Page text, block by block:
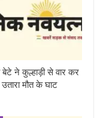
ने कुल्हाड़ी से वार कर
उतारा मौत के घाट